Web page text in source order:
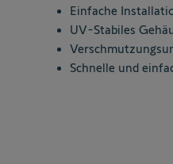
Einfache
UV-Stabiles
Schnelle und